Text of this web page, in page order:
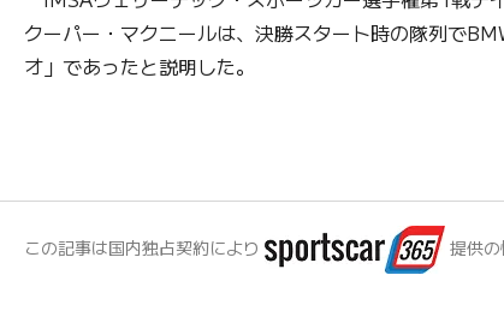
クーパー・マクニールは、決勝スタート時の隊列で
オ」であったと説明した。
この記事は国内独占契約により 提供